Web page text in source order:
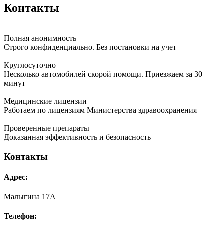
Контакты
Полная анонимность
Строго конфиденциально. Без постановки на учет
Круглосуточно
Несколько автомобилей скорой помощи. Приезжаем за 30
минут
Медицинские лицензии
Работаем по лицензиям Министерства здравоохранения
Проверенные препараты
Доказанная эффективность и безопасность
Контакты
Адрес:
Малыгина 17А
Телефон: